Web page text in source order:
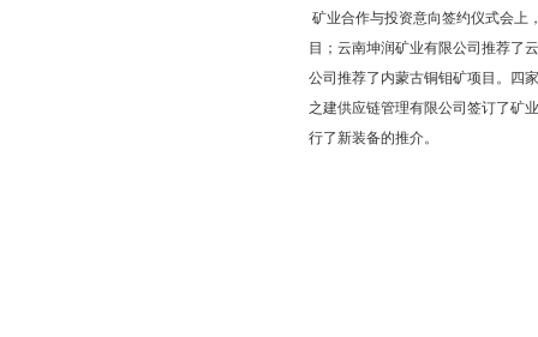
矿业合作与投资意向签约仪式会上
目；云南坤润矿业有限公司推荐了
公司推荐了内蒙古铜钼矿项目。四
之建供应链管理有限公司签订了矿
行了新装备的推介。